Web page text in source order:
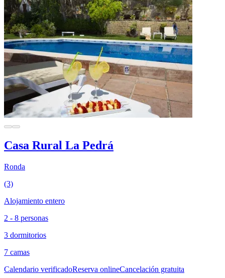
Casa Rural La Pedrá
Ronda
(3)
Alojamiento entero
2 - 8 personas
3 dormitorios
7 camas
Calendario verificadoReserva onlineCancelación gratuita